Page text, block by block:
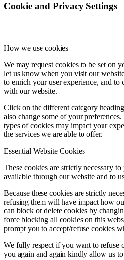
Cookie and Privacy Settings
How we use cookies
We may request cookies to be set on
let us know when you visit our
to enrich your user experience, and to
with our website.
Click on the different category
also change some of your
types of cookies may impact your
the services we are able to offer.
Essential Website Cookies
These cookies are strictly necessary
available through our website and to
Because these cookies are strictly
refusing them will have impact how
can block or delete cookies by
force blocking all cookies on this
prompt you to accept/refuse cookies
We fully respect if you want to refuse
you again and again kindly allow us